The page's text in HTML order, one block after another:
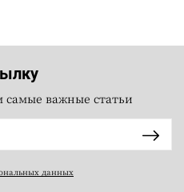
важные статьи
данных